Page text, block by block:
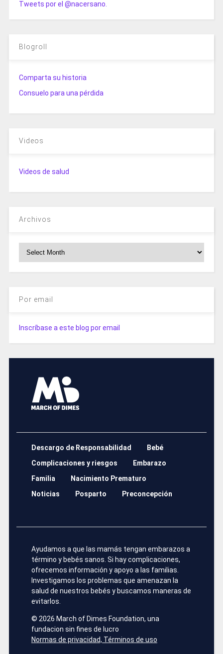
Tweets por el @nacersano.
Blogroll
Comparta su historia
Consuelo para una pérdida
Videos
Videos de salud
Archivos
Por email
Inscríbase a este blog por email
Descargo de Responsabilidad
Bebé
Complicaciones y riesgos
Embarazo
Familia
Nacimiento Prematuro
Noticias
Posparto Preconcepción
Ayudamos a que las mamás tengan embarazos a
término y bebés sanos. Si hay complicaciones,
ofrecemos información y apoyo a las familias.
Investigamos los problemas que amenazan la
salud de nuestros bebés y buscamos maneras de
evitarlos.
© 2026 March of Dimes Foundation, una
fundacion sin fines de lucro
Normas de privacidad, Términos de uso